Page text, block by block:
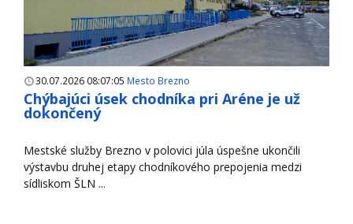
30.07.2026 08:07:05 Mesto Brezno
Chýbajúci úsek chodníka pri Aréne je už
dokončený
Mestské služby Brezno v polovici júla úspešne ukončili
výstavbu druhej etapy chodníkového prepojenia medzi
sídliskom ŠLN ...